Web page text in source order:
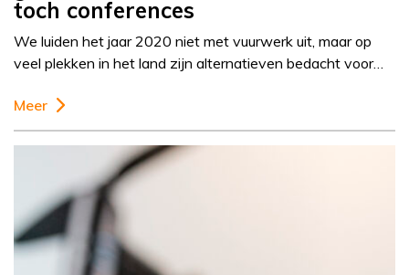
toch conferences
We luiden het jaar 2020 niet met vuurwerk uit, maar op
veel plekken in het land zijn alternatieven bedacht voor…
Meer